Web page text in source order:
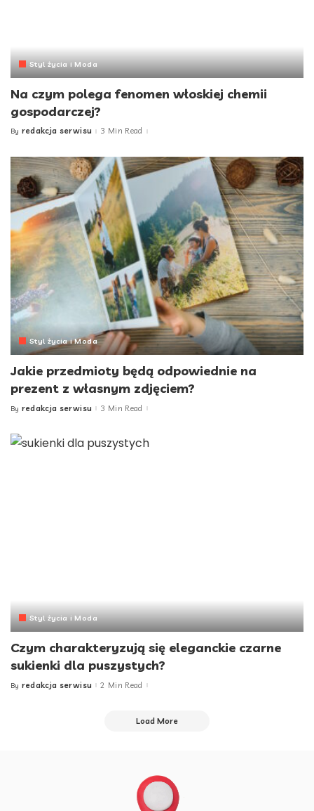
Styl życia i Moda
Na czym polega fenomen włoskiej chemii
gospodarczej?
Posted
By redakcja serwisu 3 Min Read
Styl życia i Moda
Jakie przedmioty będą odpowiednie na
prezent z własnym zdjęciem?
Posted
By redakcja serwisu 3 Min Read
Styl życia i Moda
Czym charakteryzują się eleganckie czarne
sukienki dla puszystych?
Posted
By redakcja serwisu 2 Min Read
Load More